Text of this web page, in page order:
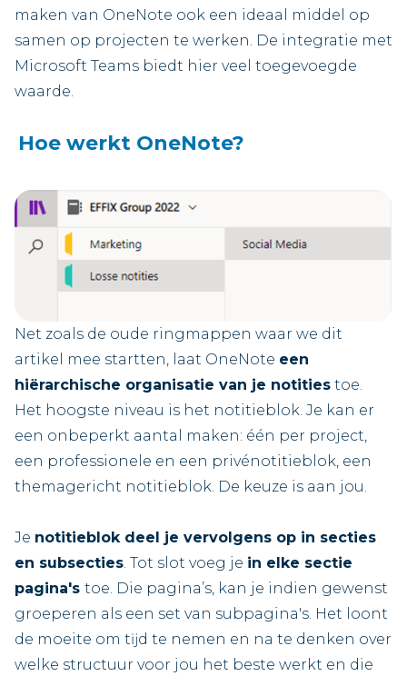
maken van OneNote ook een ideaal middel op
samen op projecten te werken. De integratie met
Microsoft Teams biedt hier veel toegevoegde
waarde.
Hoe werkt OneNote?
Net zoals de oude ringmappen waar we dit
artikel mee startten, laat OneNote een
hiërarchische organisatie van je notities toe.
Het hoogste niveau is het notitieblok. Je kan er
een onbeperkt aantal maken: één per project,
een professionele en een privénotitieblok, een
themagericht notitieblok. De keuze is aan jou.
Je notitieblok deel je vervolgens op in secties
en subsecties . Tot slot voeg je in elke sectie
pagina's toe. Die pagina’s, kan je indien gewenst
groeperen als een set van subpagina's. Het loont
de moeite om tĳd te nemen en na te denken over
welke structuur voor jou het beste werkt en die